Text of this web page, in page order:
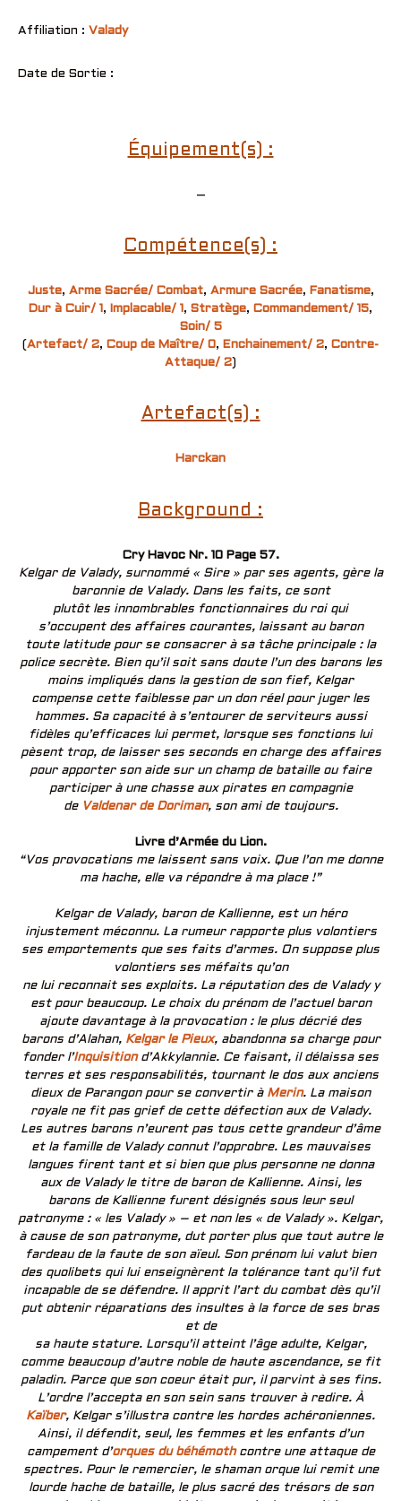
Affiliation : Valady
Date de Sortie :
Équipement(s) :
–
Compétence(s) :
Juste, Arme Sacrée/ Combat, Armure Sacrée, Fanatisme,
Dur à Cuir/ 1 , Implacable/ 1 , Stratège, Commandement/ 15,
Soin/ 5
(Artefact/ 2, Coup de Maître/ 0, Enchainement/ 2, Contre-
Attaque/ 2)
Artefact(s) :
Harckan
Background :
Cry Havoc Nr. 10 Page 57.
Kelgar de Valady, surnommé « Sire » par ses agents, gère la
baronnie de Valady. Dans les faits, ce sont
plutôt les innombrables fonctionnaires du roi qui
s’occupent des affaires courantes, laissant au baron
toute latitude pour se consacrer à sa tâche principale : la
police secrète. Bien qu’il soit sans doute l’un des barons les
moins impliqués dans la gestion de son fief, Kelgar
compense cette faiblesse par un don réel pour juger les
hommes. Sa capacité à s’entourer de serviteurs aussi
fidèles qu’efficaces lui permet, lorsque ses fonctions lui
pèsent trop, de laisser ses seconds en charge des affaires
pour apporter son aide sur un champ de bataille ou faire
participer à une chasse aux pirates en compagnie
de Valdenar de Doriman, son ami de toujours.
Livre d’Armée du Lion.
“Vos provocations me laissent sans voix. Que l’on me donne
ma hache, elle va répondre à ma place !”
Kelgar de Valady, baron de Kallienne, est un héro
injustement méconnu. La rumeur rapporte plus volontiers
ses emportements que ses faits d’armes. On suppose plus
volontiers ses méfaits qu’on
ne lui reconnait ses exploits. La réputation des de Valady y
est pour beaucoup. Le choix du prénom de l’actuel baron
ajoute davantage à la provocation : le plus décrié des
barons d’Alahan, Kelgar le Pieux, abandonna sa charge pour
fonder l’Inquisitiond’Akkylannie. Ce faisant, il délaissa ses
terres et ses responsabilités, tournant le dos aux anciens
dieux de Parangon pour se convertir à Merin. La maison
royale ne fit pas grief de cette défection aux de Valady.
Les autres barons n’eurent pas tous cette grandeur d’âme
et la famille de Valady connut l’opprobre. Les mauvaises
langues firent tant et si bien que plus personne ne donna
aux de Valady le titre de baron de Kallienne. Ainsi, les
barons de Kallienne furent désignés sous leur seul
patronyme : « les Valady » – et non les « de Valady ». Kelgar,
à cause de son patronyme, dut porter plus que tout autre le
fardeau de la faute de son aïeul. Son prénom lui valut bien
des quolibets qui lui enseignèrent la tolérance tant qu’il fut
incapable de se défendre. Il apprit l’art du combat dès qu’il
put obtenir réparations des insultes à la force de ses bras
et de
sa haute stature. Lorsqu’il atteint l’âge adulte, Kelgar,
comme beaucoup d’autre noble de haute ascendance, se fit
paladin. Parce que son coeur était pur, il parvint à ses fins.
L’ordre l’accepta en son sein sans trouver à redire. À
Kaïber, Kelgar s’illustra contre les hordes achéroniennes.
Ainsi, il défendit, seul, les femmes et les enfants d’un
campement d’orques du béhémothcontre une attaque de
spectres. Pour le remercier, le shaman orque lui remit une
lourde hache de bataille, le plus sacré des trésors de son